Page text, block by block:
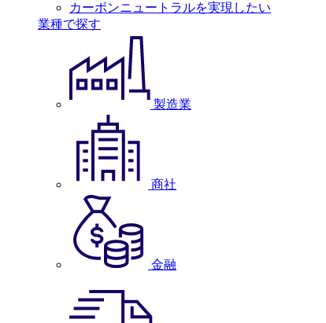
カーボンニュートラルを実現したい
業種で探す
製造業
商社
金融